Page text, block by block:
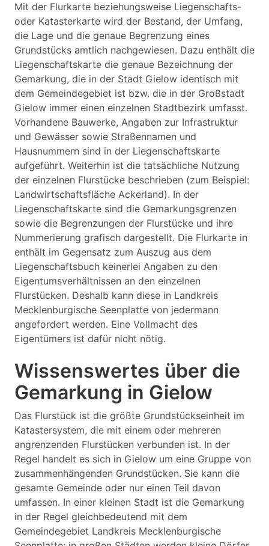
Mit der Flurkarte beziehungsweise Liegenschafts-
oder Katasterkarte wird der Bestand, der Umfang,
die Lage und die genaue Begrenzung eines
Grundstücks amtlich nachgewiesen. Dazu enthält die
Liegenschaftskarte die genaue Bezeichnung der
Gemarkung, die in der Stadt Gielow identisch mit
dem Gemeindegebiet ist bzw. die in der Großstadt
Gielow immer einen einzelnen Stadtbezirk umfasst.
Vorhandene Bauwerke, Angaben zur Infrastruktur
und Gewässer sowie Straßennamen und
Hausnummern sind in der Liegenschaftskarte
aufgeführt. Weiterhin ist die tatsächliche Nutzung
der einzelnen Flurstücke beschrieben (zum Beispiel:
Landwirtschaftsfläche Ackerland). In der
Liegenschaftskarte sind die Gemarkungsgrenzen
sowie die Begrenzungen der Flurstücke und ihre
Nummerierung grafisch dargestellt. Die Flurkarte in
enthält im Gegensatz zum Auszug aus dem
Liegenschaftsbuch keinerlei Angaben zu den
Eigentumsverhältnissen an den einzelnen
Flurstücken. Deshalb kann diese in Landkreis
Mecklenburgische Seenplatte von jedermann
angefordert werden. Eine Vollmacht des
Eigentümers ist dafür nicht nötig.
Wissenswertes über die
Gemarkung in Gielow
Das Flurstück ist die größte Grundstückseinheit im
Katastersystem, die mit einem oder mehreren
angrenzenden Flurstücken verbunden ist. In der
Regel handelt es sich in Gielow um eine Gruppe von
zusammenhängenden Grundstücken. Sie kann die
gesamte Gemeinde oder nur einen Teil davon
umfassen. In einer kleinen Stadt ist die Gemarkung
in der Regel gleichbedeutend mit dem
Gemeindegebiet Landkreis Mecklenburgische